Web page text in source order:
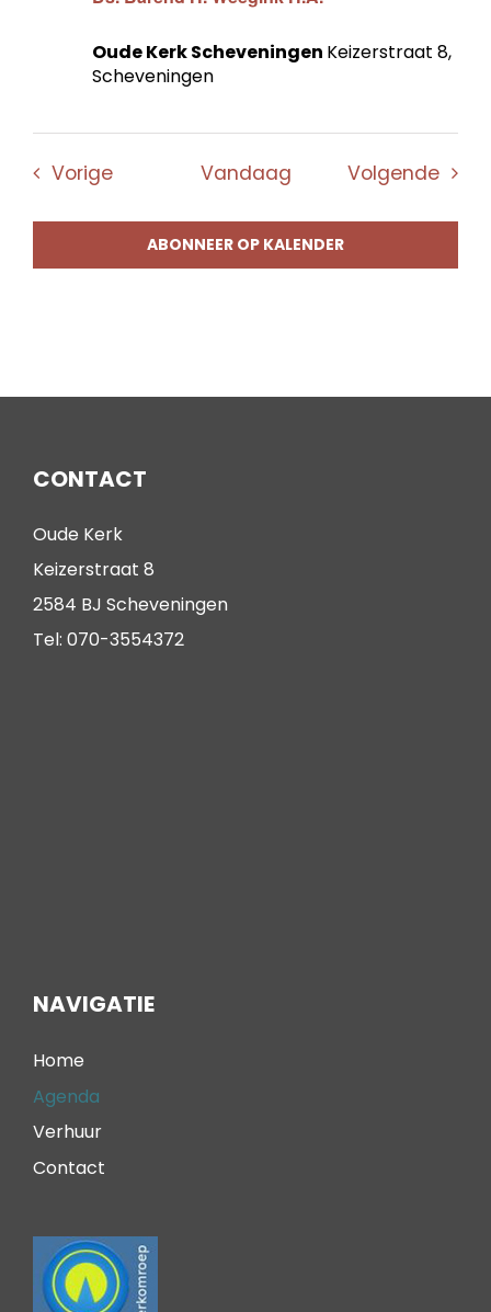
Oude Kerk Scheveningen Keizerstraat 8,
Scheveningen
VorigeEvenementenVandaag Volgende
ABONNEER OP KALENDER
CONTACT
Oude Kerk
Keizerstraat 8
2584 BJ Scheveningen
Tel: 070-3554372
NAVIGATIE
Home
Agenda
Verhuur
Contact